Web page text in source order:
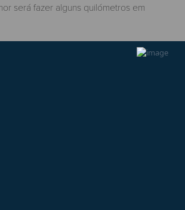
será fazer alguns quilómetros em
nos elementos existentes entre o
ligações entre as várias partes. É
principalmente no inverno. Um dia mais frio
andamento, pode provocar a perda total